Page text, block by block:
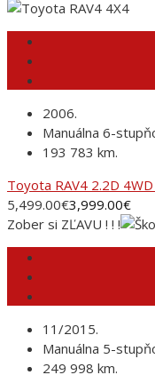
2006.
Manuálna 6-
193 783 km.
Toyota RAV4 2.2D
5,499.00€3,999.00€
Zober si ZĽAVU ! ! !
11/2015.
Manuálna 5-
249 998 km.